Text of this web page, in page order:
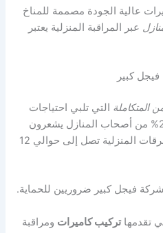
عالية الجودة مصممة للمناخ
عبر المراقبة المنزلية يعتبر
كبير
المتكاملة التي تلبي احتياجات
العملاء. في الكويت، أكثر من 26% من أصحاب المنازل يشعرون
بالقلق بشأن أمان منازلهم. السرقات المنزلية تصل إلى حوالي 12
فيجل كبير ضروريين للحماية.
تقدمهاتركيب كاميرات ومراقبة